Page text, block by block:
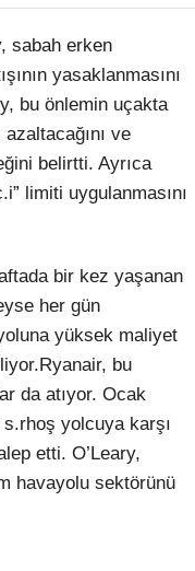
sabah erken
yasaklanmasını
bu önlemin uçakta
ve
belirtti. Ayrıca
limiti uygulanmasını
bir kez yaşanan
her gün
yüksek maliyet
bu
da atıyor. Ocak
yolcuya karşı
etti. O’Leary,
havayolu sektörünü